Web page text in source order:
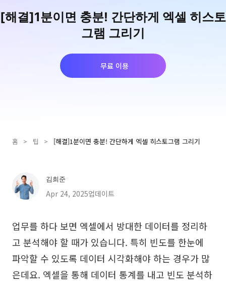
Boardmix 개발자 플랫폼
Boardmix AI
Pixso(픽소)
솔루션
마인드맵
ER 다이어그램
UML 다이어그램
조직도
SMART 목표 설정
비즈니스 모델 캔버스
사용자 여정 지도
아키텍처 다이어그램
[해결]1분이면 충분! 간단하게 엑셀 히스토
그램 그리기
무료 이용
홈 > 팁 > [해결]1분이면 충분! 간단하게 엑셀 히스토그램 그리기
김희준
Apr 24, 2025업데이트
업무를 하다 보면 엑셀에서 방대한 데이터를 정리하
고 분석해야 할 때가 있습니다. 특히 빈도를 한눈에
파악할 수 있도록 데이터 시각화해야 하는 경우가 많
은데요. 엑셀을 통해 데이터 통계를 내고 빈도 분석하